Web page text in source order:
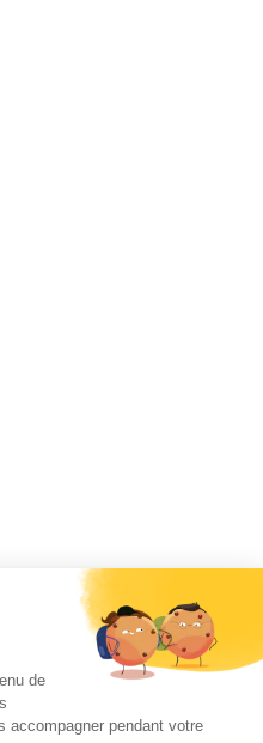
de
accompagner pendant votre